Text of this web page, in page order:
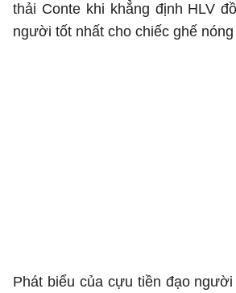
thải Conte khi khẳng định HLV
người tốt nhất cho chiếc ghế
Phát biểu của cựu tiền đạo người